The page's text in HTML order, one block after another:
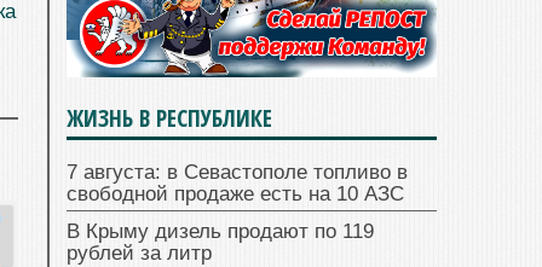
ЖИЗНЬ В РЕСПУБЛИКЕ
7 августа: в Севастополе топливо в
свободной продаже есть на 10 АЗС
В Крыму дизель продают по 119
рублей за литр